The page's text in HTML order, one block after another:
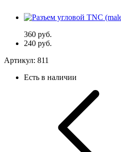
360 руб.
240 руб.
Артикул: 811
Есть в наличии